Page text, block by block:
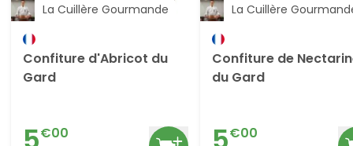
La Cuillère Gourmande
Confiture d'Abricot du
Gard
€00
La Cuillère
Confiture de
du Gard
€00